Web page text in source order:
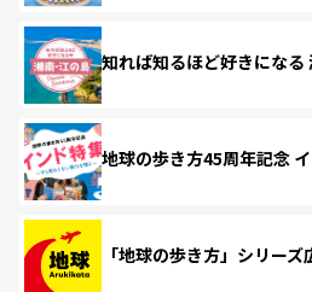
知れば知るほど好きになる
地球の歩き方45周年記念
「地球の歩き方」シリー